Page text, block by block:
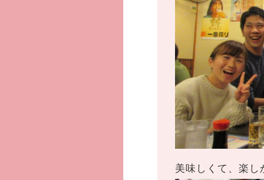
美味しくて、楽し